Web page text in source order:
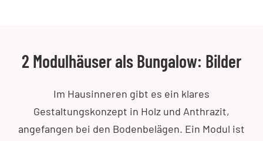
2 Modulhäuser als Bungalow: Bilder
Im Hausinneren gibt es ein klares
Gestaltungskonzept in Holz und Anthrazit,
angefangen bei den Bodenbelägen. Ein Modul ist